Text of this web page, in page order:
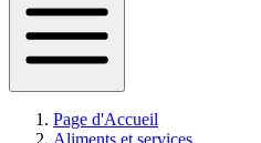
Page d'Accueil
Aliments et services